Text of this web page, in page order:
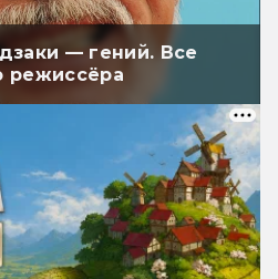
— гений. Все
режиссёра